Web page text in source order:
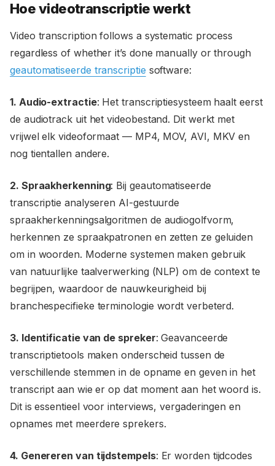
Hoe videotranscriptie werkt
Video transcription follows a systematic process
regardless of whether it’s done manually or through
geautomatiseerde transcriptie software:
1. Audio-extractie: Het transcriptiesysteem haalt eerst
de audiotrack uit het videobestand. Dit werkt met
vrijwel elk videoformaat — MP4, MOV, AVI, MKV en
nog tientallen andere.
2. Spraakherkenning: Bij geautomatiseerde
transcriptie analyseren AI-gestuurde
spraakherkenningsalgoritmen de audiogolfvorm,
herkennen ze spraakpatronen en zetten ze geluiden
om in woorden. Moderne systemen maken gebruik
van natuurlijke taalverwerking (NLP) om de context te
begrijpen, waardoor de nauwkeurigheid bij
branchespecifieke terminologie wordt verbeterd.
3. Identificatie van de spreker: Geavanceerde
transcriptietools maken onderscheid tussen de
verschillende stemmen in de opname en geven in het
transcript aan wie er op dat moment aan het woord is.
Dit is essentieel voor interviews, vergaderingen en
opnames met meerdere sprekers.
4. Genereren van tijdstempels: Er worden tijdcodes